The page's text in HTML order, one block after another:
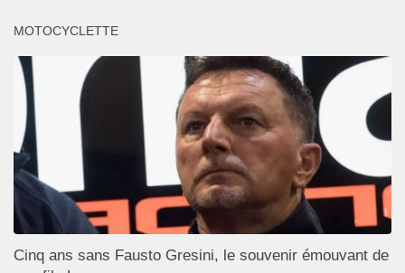
MOTOCYCLETTE
Cinq ans sans Fausto Gresini, le souvenir émouvant de